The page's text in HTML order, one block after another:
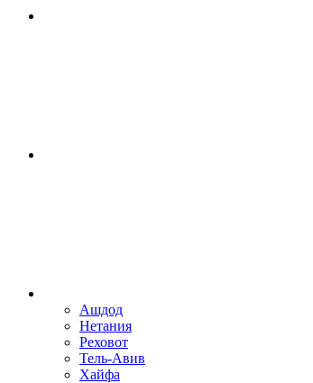
Ашдод
Нетания
Реховот
Тель-Авив
Хайфа